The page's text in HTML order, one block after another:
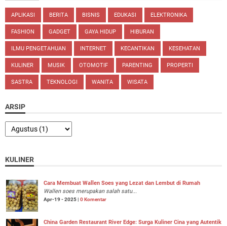
APLIKASI BERITA BISNIS EDUKASI ELEKTRONIKA
FASHION GADGET GAYA HIDUP HIBURAN
ILMU PENGETAHUAN INTERNET KECANTIKAN KESEHATAN
KULINER MUSIK OTOMOTIF PARENTING PROPERTI
SASTRA TEKNOLOGI WANITA WISATA
ARSIP
KULINER
Cara Membuat Wallen Soes yang Lezat dan Lembut di Rumah
Wallen soes merupakan salah satu...
Apr-19 - 2025 | 0 Komentar
China Garden Restaurant River Edge: Surga Kuliner Cina yang Autentik